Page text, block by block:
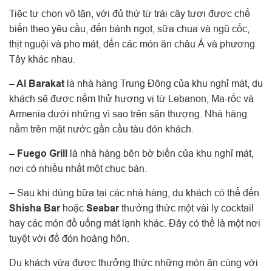
Tiệc tự chọn vô tận, với đủ thứ từ trái cây tươi được chế
biến theo yêu cầu, đến bánh ngọt, sữa chua và ngũ cốc,
thịt nguội và pho mát, đến các món ăn châu Á và phương
Tây khác nhau.
– Al Barakat là nhà hàng Trung Đông của khu nghỉ mát, du
khách sẽ được nếm thử hương vị từ Lebanon, Ma-rốc và
Armenia dưới những vì sao trên sân thượng. Nhà hàng
nằm trên mặt nước gần cầu tàu đón khách.
– Fuego Grill là nhà hàng bên bờ biển của khu nghỉ mát,
nơi có nhiều nhất một chục bàn.
– Sau khi dùng bữa tại các nhà hàng, du khách có thể đến
Shisha Barhoặc Seabarthưởng thức một vài ly cocktail
hay các món đồ uống mát lạnh khác. Đây có thể là một nơi
tuyệt vời để đón hoàng hôn.
Du khách vừa được thưởng thức những món ăn cùng với